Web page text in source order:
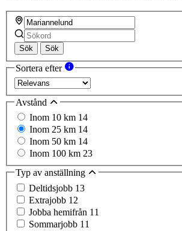
Sök Sök
Sortera efter
Avstånd
Inom 10 km 14
Inom 25 km 14
Inom 50 km 14
Inom 100 km 23
Typ av anställning
Deltidsjobb 13
Extrajobb 12
Jobba hemifrån 11
Sommarjobb 11